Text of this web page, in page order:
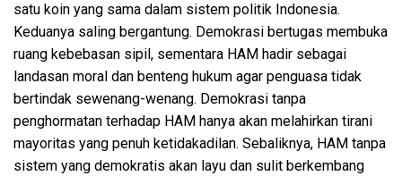
satu koin yang sama dalam sistem politik Indonesia.
Keduanya saling bergantung. Demokrasi bertugas membuka
ruang kebebasan sipil, sementara HAM hadir sebagai
landasan moral dan benteng hukum agar penguasa tidak
bertindak sewenang-wenang. Demokrasi tanpa
penghormatan terhadap HAM hanya akan melahirkan tirani
mayoritas yang penuh ketidakadilan. Sebaliknya, HAM tanpa
sistem yang demokratis akan layu dan sulit berkembang